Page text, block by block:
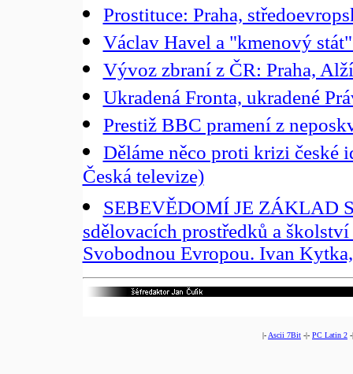
Prostituce: Praha,
Václav Havel a "kmenový
Vývoz zbraní z ČR: Praha,
Ukradená Fronta, ukradené
Prestiž BBC pramení z
Děláme něco proti krizi české
Česká televize)
SEBEVĚDOMÍ JE ZÁKLAD
sdělovacích prostředků a
Svobodnou Evropou. Ivan
|- Ascii 7Bit -|- PC Latin 2